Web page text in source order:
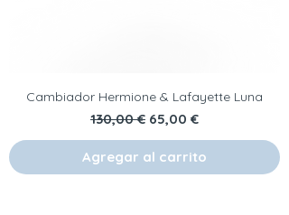
Cambiador Hermione & Lafayette Luna
Precio
130,00 € Precio de oferta
65,00 €
Agregar al carrito